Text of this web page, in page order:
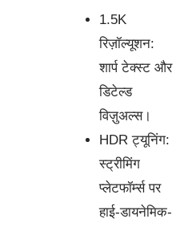
1.5K
रिज़ॉल्यूशन:
शार्प टेक्स्ट और
डिटेल्ड
विज़ुअल्स।
HDR ट्यूनिंग:
स्ट्रीमिंग
प्लेटफॉर्म्स पर
हाई-डायनेमिक-